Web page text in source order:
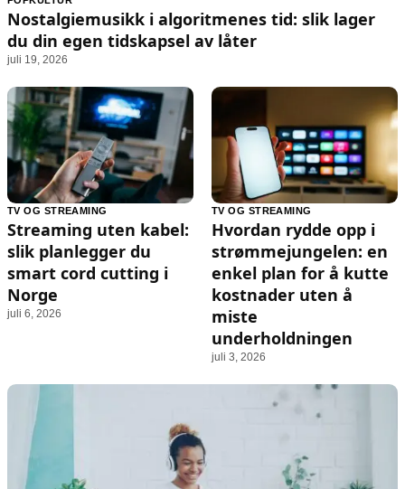
Animasjon
Sosiale medier
Musikk
Filmkveld
Seervaner
Soundtrack
Brukervilkår
Etiske retningslinjer
Redaksjonell policy
Informasjon
Om oss
Kontakt oss
Forfattere og redaksjon
Retningslinjer for rettelser
Nostalgiemusikk i algoritmenes tid: slik lager
du din egen tidskapsel av låter
juli 19, 2026
TV OG STREAMING
Streaming uten kabel:
slik planlegger du
smart cord cutting i
Norge
juli 6, 2026
TV OG STREAMING
Hvordan rydde opp i
strømmejungelen: en
enkel plan for å kutte
kostnader uten å
miste
underholdningen
juli 3, 2026